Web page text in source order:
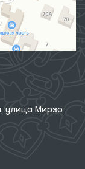
улица Мирзо